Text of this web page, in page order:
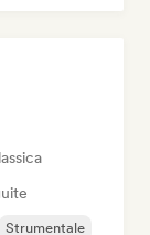
Strumentale